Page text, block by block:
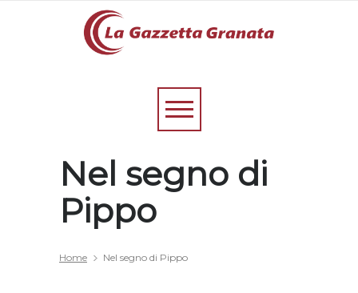
Nel segno di
Pippo
Home Nel segno di Pippo